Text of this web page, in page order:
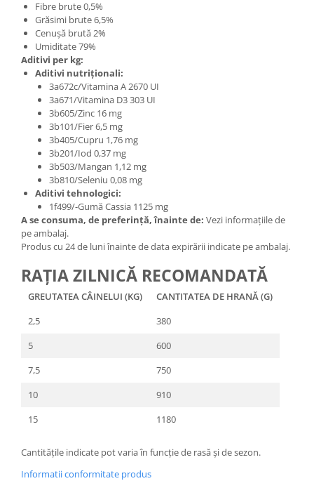
Fibre brute 0,5%
Grăsimi brute 6,5%
Cenușă brută 2%
Umiditate 79%
Aditivi per kg:
Aditivi nutriționali:
3a672c/Vitamina A 2670 UI
3a671/Vitamina D3 303 UI
3b605/Zinc 16 mg
3b101/Fier 6,5 mg
3b405/Cupru 1,76 mg
3b201/Iod 0,37 mg
3b503/Mangan 1,12 mg
3b810/Seleniu 0,08 mg
Aditivi tehnologici:
1f499/-Gumă Cassia 1125 mg
A se consuma, de preferință, înainte de: Vezi informațiile de
pe ambalaj.
Produs cu 24 de luni înainte de data expirării indicate pe ambalaj.
RAȚIA ZILNICĂ RECOMANDATĂ
GREUTATEA CÂINELUI (KG)
CANTITATEA DE HRANĂ (G)
2,5
380
5
600
7,5
750
10
910
15
1180
Cantitățile indicate pot varia în funcție de rasă și de sezon.
Informatii conformitate produs